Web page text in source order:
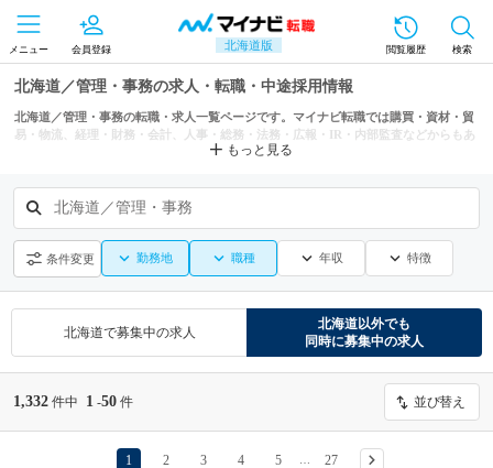
北海道版
メニュー 会員登録 閲覧履歴 検索
北海道／管理・事務の求人・転職・中途採用情報
北海道／管理・事務の転職・求人一覧ページです。マイナビ転職では購買・資材・貿
易・物流、経理・財務・会計、人事・総務・法務・広報・IR・内部監査などからもあ
もっと見る
北海道／管理・事務
条件変更 勤務地 職種 年収 特徴
北海道で募集中の求人
北海道以外でも
同時に募集中の求人
1,332 件中 1 -50 件 並び替え
1 2 3 4 5 27